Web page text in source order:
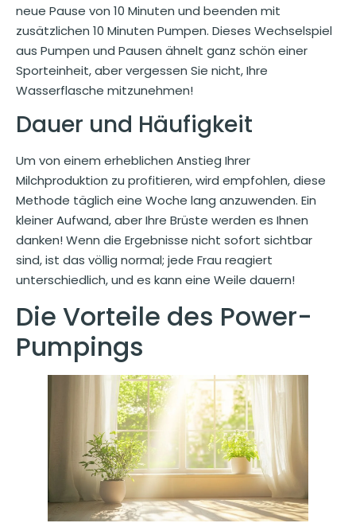
neue Pause von 10 Minuten und beenden mit
zusätzlichen 10 Minuten Pumpen. Dieses Wechselspiel
aus Pumpen und Pausen ähnelt ganz schön einer
Sporteinheit, aber vergessen Sie nicht, Ihre
Wasserflasche mitzunehmen!
Dauer und Häufigkeit
Um von einem erheblichen Anstieg Ihrer
Milchproduktion zu profitieren, wird empfohlen, diese
Methode täglich eine Woche lang anzuwenden. Ein
kleiner Aufwand, aber Ihre Brüste werden es Ihnen
danken! Wenn die Ergebnisse nicht sofort sichtbar
sind, ist das völlig normal; jede Frau reagiert
unterschiedlich, und es kann eine Weile dauern!
Die Vorteile des Power-
Pumpings